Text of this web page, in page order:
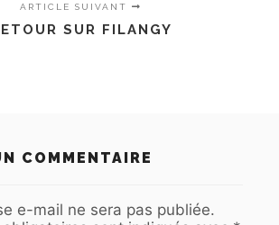
ARTICLE SUIVANT
SUR FILANGY
COMMENTAIRE
e-mail ne sera pas publiée.